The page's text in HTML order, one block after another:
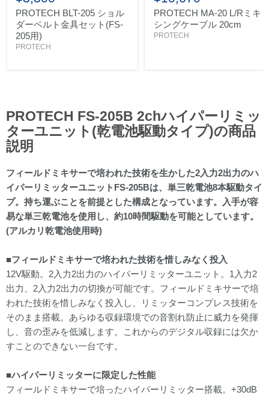
PROTECH BLT-205 ショル
ダーベルト金具セット(FS-
205用)
PROTECH
PROTECH MA-20 L/Rミキ
シングケーブル 20cm
PROTECH
PROTECH FS-205B 2chハイパーリミッ
ターユニット(乾電池駆動タイプ)の商品
説明
フィールドミキサーで培われた技術を生かした2入力2出力のハ
イパーリミッターユニット FS-205Bは、単三乾電池8本駆動タイ
プ。持ち運ぶことを前提とした構成となっています。入手が容
易な単三乾電池を使用し、約10時間駆動を可能としています。
(アルカリ乾電池使用時)
■フィールドミキサーで培われた技術を惜しみなく投入
12V駆動。2入力2出力のハイパーリミッターユニット。1入力2
出力、2入力2出力の切換が可能です。フィールドミキサーで培
われた技術を惜しみなく投入し、リミッターコンプレス技術を
そのまま搭載。あらゆる収録環境での音割れ防止に威力を発揮
し、音の歪みを低減します。これからのデジタル収録には欠か
すことのできない一台です。
■ハイパーリミッターに限定した性能
フィールドミキサーで培ったハイパーリミッター搭載。+30dB